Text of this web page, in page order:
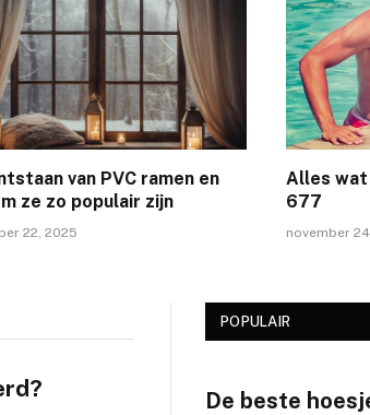
van PVC ramen en
ze zo populair zijn
22, 2025
Alles
677
november
POPULAIR
De beste